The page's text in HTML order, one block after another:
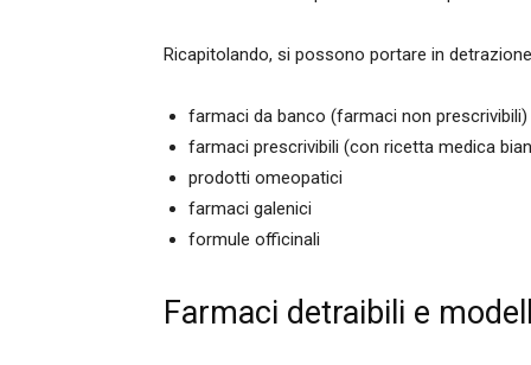
Ricapitolando, si possono portare in
farmaci da banco (farmaci non prescrivibili)
farmaci prescrivibili (con ricetta medica
prodotti omeopatici
farmaci galenici
formule officinali
Farmaci detraibili e